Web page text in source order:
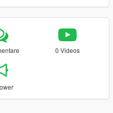
0 Videos